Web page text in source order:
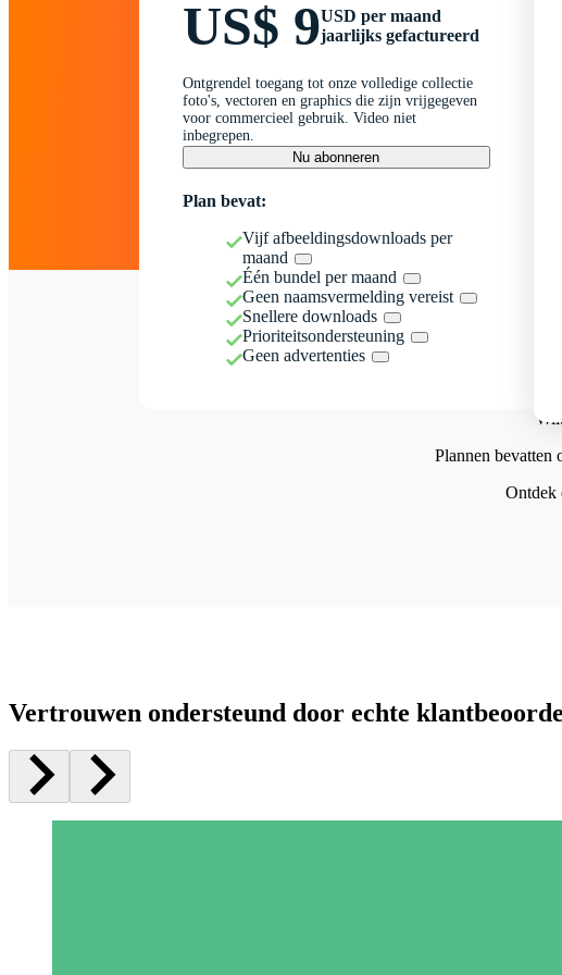
US$ 9USD per maand
jaarlijks gefactureerd
Ontgrendel toegang tot onze volledige collectie
foto's, vectoren en graphics die zijn vrijgegeven
voor commercieel gebruik. Video niet
inbegrepen.
Nu abonneren
Plan bevat:
Vijf afbeeldingsdownloads per
maand
Één bundel per maand
Geen naamsvermelding vereist
Snellere downloads
Prioriteitsondersteuning
Geen advertenties
Plannen bevatten
Ontdek
Vertrouwen ondersteund door echte